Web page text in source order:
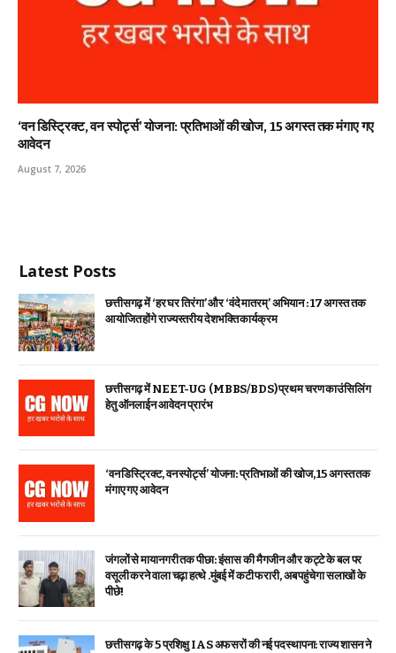
‘वन डिस्ट्रिक्ट, वन स्पोर्ट्स’ योजना: प्रतिभाओं की खोज, 15 अगस्त तक मंगाए गए
आवेदन
August 7, 2026
Latest Posts
छत्तीसगढ़ में ‘हर घर तिरंगा’ और ‘वंदे मातरम्’ अभियान : 17 अगस्त तक
आयोजित होंगे राज्यस्तरीय देशभक्ति कार्यक्रम
छत्तीसगढ़ में NEET-UG (MBBS/BDS) प्रथम चरण काउंसिलिंग
हेतु ऑनलाईन आवेदन प्रारंभ
‘वन डिस्ट्रिक्ट, वन स्पोर्ट्स’ योजना: प्रतिभाओं की खोज, 15 अगस्त तक
मंगाए गए आवेदन
जंगलों से मायानगरी तक पीछा: इंसास की मैगजीन और कट्टे के बल पर
वसूली करने वाला चढ़ा हत्थे .मुंबई में कटी फरारी, अब पहुंचेगा सलाखों के
पीछे!
छत्तीसगढ़ के 5 प्रशिक्षु IAS अफसरों की नई पदस्थापना: राज्य शासन ने